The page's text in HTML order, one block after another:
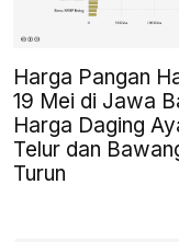
Harga Pangan
19 Mei di Jawa
Harga Daging
Telur dan
Turun